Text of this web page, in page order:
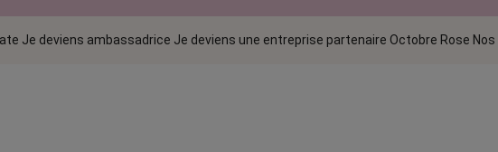
Je deviens ambassadrice Je deviens une entreprise partenaire Octobre Rose